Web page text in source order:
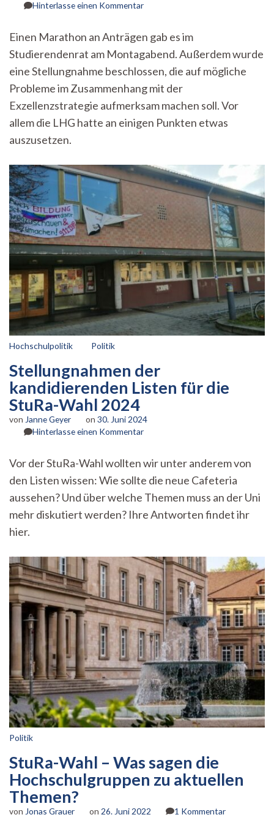
Hinterlasse einen Kommentarzu
Stellungnahme
zur
Exzellenzstrategie
–
StuRa-
Inside
26.05.25
Einen Marathon an Anträgen gab es im
Studierendenrat am Montagabend. Außerdem wurde
eine Stellungnahme beschlossen, die auf mögliche
Probleme im Zusammenhang mit der
Exzellenzstrategie aufmerksam machen soll. Vor
allem die LHG hatte an einigen Punkten etwas
auszusetzen.
Hochschulpolitik Politik
Stellungnahmen der
kandidierenden Listen für die
StuRa-Wahl 2024
von Janne Geyer on 30. Juni 2024
Hinterlasse einen Kommentarzu
kandidierenden
Listen
für
die
StuRa-
Vor der StuRa-Wahl wollten wir unter anderem von
den Listen wissen: Wie sollte die neue Cafeteria
aussehen? Und über welche Themen muss an der Uni
mehr diskutiert werden? Ihre Antworten findet ihr
hier.
Politik
StuRa-Wahl – Was sagen die
Hochschulgruppen zu aktuellen
Themen?
von Jonas Grauer on 26. Juni 2022 1 Kommentarzu